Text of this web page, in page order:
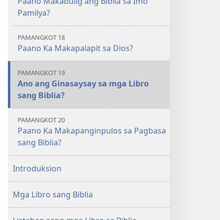
Pamilya?
PAMANGKOT 18
Paano Ka Makapalapit sa Dios?
PAMANGKOT 19
Ano ang Ginasaysay sa mga Libro
sang Biblia?
PAMANGKOT 20
Paano Ka Makapanginpulos sa Pagbasa
sang Biblia?
Introduksion
Mga Libro sang Biblia